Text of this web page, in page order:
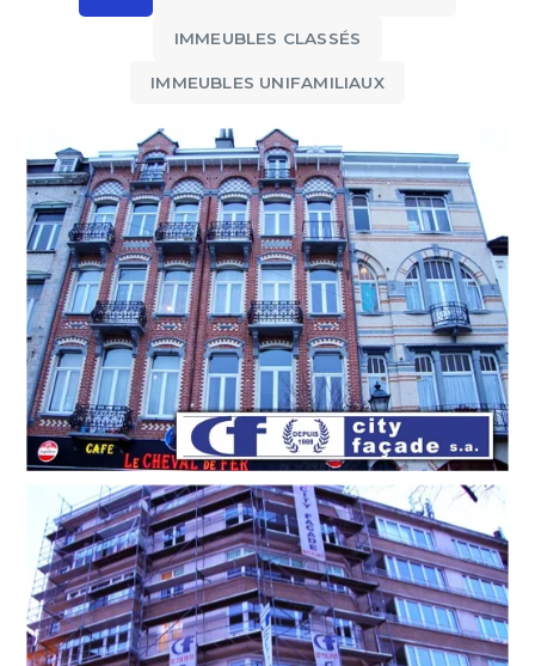
IMMEUBLES CLASSÉS
IMMEUBLES UNIFAMILIAUX